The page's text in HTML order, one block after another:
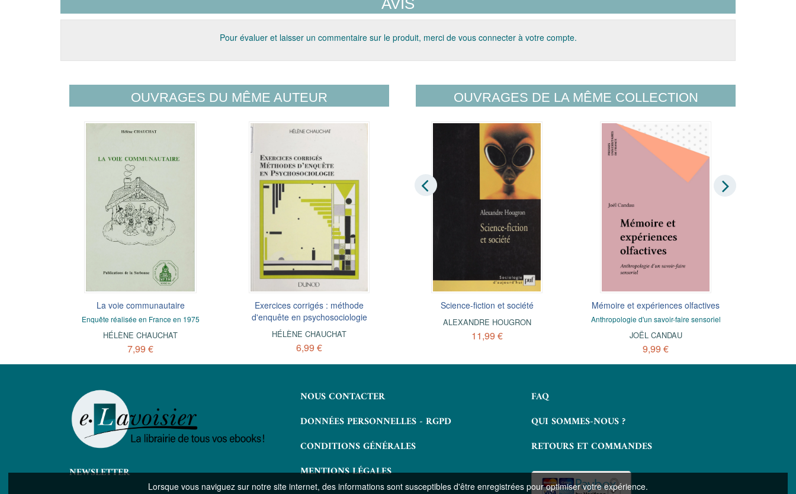
Lorsque vous naviguez sur notre site internet, des informations sont susceptibles d'être enregistrées pour optimiser votre expérience.
AVIS
Pour évaluer et laisser un commentaire sur le produit, merci de vous connecter à votre compte.
OUVRAGES DU MÊME AUTEUR
La voie communautaire
Enquête réalisée en France en 1975
HÉLÈNE CHAUCHAT
7,99 €
Exercices corrigés : méthode
d'enquête en psychosociologie
HÉLÈNE CHAUCHAT
6,99 €
La voie communautaire
Enquête réalisée en France en 1975
HÉLÈNE CHAUCHAT
Exercices corrigés : méthode
d'enquête en psychosociologie
HÉLÈNE CHAUCHAT
6,99 €
OUVRAGES DE LA MÊME COLLECTION
La Sociologie de communication
Une approche sociologique et critique
GÉRARD LECLERC
9,99 €
L'Étranger dans la ville
Du rap au graff
ALAIN MILON
9,49 €
Science-fiction et société
ALEXANDRE HOUGRON
11,99 €
Mémoire et expériences olfactives
Anthropologie d'un savoir-faire sensoriel
JOËL CANDAU
9,99 €
NEWSLETTER
NOUS CONTACTER
DONNÉES PERSONNELLES - RGPD
CONDITIONS GÉNÉRALES
MENTIONS LÉGALES
FAQ
QUI SOMMES-NOUS ?
RETOURS ET COMMANDES